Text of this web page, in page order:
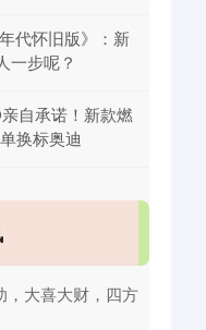
代怀旧版》：新
一步呢？
自承诺！新款燃
换标奥迪
，大喜大财，四方